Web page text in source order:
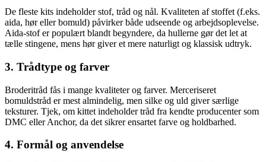
De fleste kits indeholder stof, tråd og nål. Kvaliteten af stoffet (f.eks.
aida, hør eller bomuld) påvirker både udseende og arbejdsoplevelse.
Aida-stof er populært blandt begyndere, da hullerne gør det let at
tælle stingene, mens hør giver et mere naturligt og klassisk udtryk.
3. Trådtype og farver
Broderitråd fås i mange kvaliteter og farver. Merceriseret
bomuldstråd er mest almindelig, men silke og uld giver særlige
teksturer. Tjek, om kittet indeholder tråd fra kendte producenter som
DMC eller Anchor, da det sikrer ensartet farve og holdbarhed.
4. Formål og anvendelse